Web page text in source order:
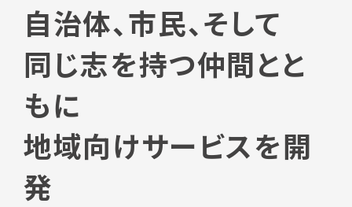
自治体、市民、そして
同じ志を持つ仲間とと
もに
地域向けサービスを開
発